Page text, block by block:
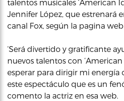
talentos musicales ‘American
Jennifer López, que estrenará
canal Fox, según la pagina
‘Será divertido y gratificante
nuevos talentos con
esperar para dirigir mi energía
este espectáculo que es un
comento la actriz en esa web.